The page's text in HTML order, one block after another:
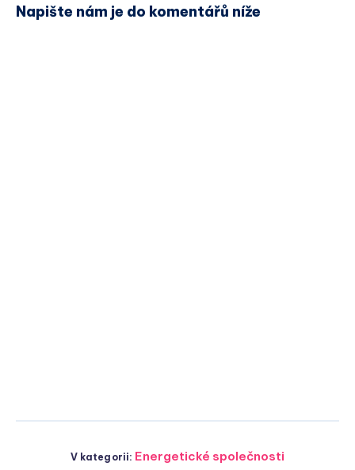
Napište nám je do komentářů níže
V kategorii: Energetické společnosti